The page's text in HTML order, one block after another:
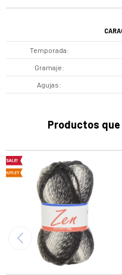
Temporada
Gramaje
Agujas
Productos